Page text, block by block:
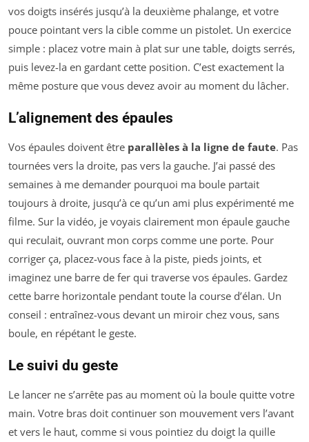
vos doigts insérés jusqu’à la deuxième phalange, et votre
pouce pointant vers la cible comme un pistolet. Un exercice
simple : placez votre main à plat sur une table, doigts serrés,
puis levez-la en gardant cette position. C’est exactement la
même posture que vous devez avoir au moment du lâcher.
L’alignement des épaules
Vos épaules doivent être parallèles à la ligne de faute. Pas
tournées vers la droite, pas vers la gauche. J’ai passé des
semaines à me demander pourquoi ma boule partait
toujours à droite, jusqu’à ce qu’un ami plus expérimenté me
filme. Sur la vidéo, je voyais clairement mon épaule gauche
qui reculait, ouvrant mon corps comme une porte. Pour
corriger ça, placez-vous face à la piste, pieds joints, et
imaginez une barre de fer qui traverse vos épaules. Gardez
cette barre horizontale pendant toute la course d’élan. Un
conseil : entraînez-vous devant un miroir chez vous, sans
boule, en répétant le geste.
Le suivi du geste
Le lancer ne s’arrête pas au moment où la boule quitte votre
main. Votre bras doit continuer son mouvement vers l’avant
et vers le haut, comme si vous pointiez du doigt la quille